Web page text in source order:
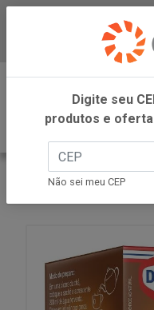
INÍCIO
DR OETKER
Digite seu
produtos e
Não sei meu CEP